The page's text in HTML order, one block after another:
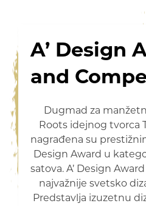
A’ Design
and
Dugmad za
Roots idejnog tvorca
nagrađena su
Design Award u
satova. A’ Design
najvažnije svetsko
Predstavlja izuzetnu